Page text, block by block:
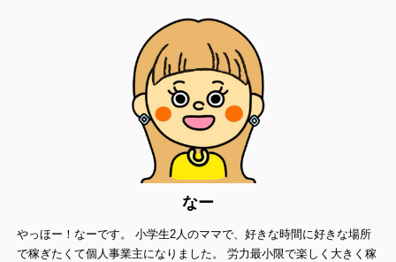
当方は、個人情報の漏洩、滅失、毀損等を防止するために、個人情報
保護管理責任者を設置し、
十分な安全保護に努め、 また、個人情報を正確に、また最新なものに
保つよう、 お預かりした個人情報の適切な管理を行います。
情報内容の照会、修正または削除
当方は、お客様が当社にご提供いただいた個人情報の照会、修正また
ご本人であることを確認させていただいたうえで、合理的な範囲です
みやかに 対応させていただきます。
なー
やっほー！なーです。 小学生2人のママで、好きな時間に好きな場所
で稼ぎたくて個人事業主になりました。 労力最小限で楽しく大きく稼